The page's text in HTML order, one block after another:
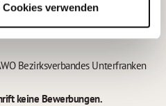
verwenden
GmbH
Bezirksverbandes Unterfranken
keine Bewerbungen.